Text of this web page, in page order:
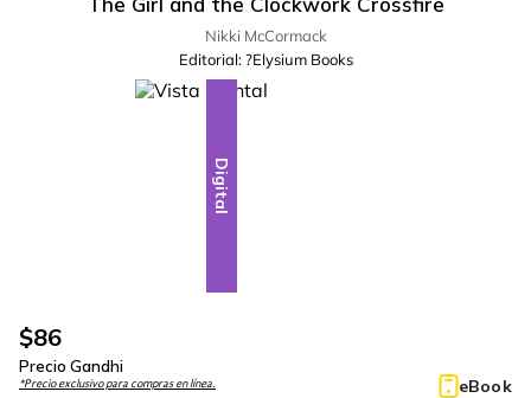
Nikki McCormack
Editorial: ?Elysium Books
Digital
$86
Precio Gandhi
*Precio exclusivo para compras en línea. eBook